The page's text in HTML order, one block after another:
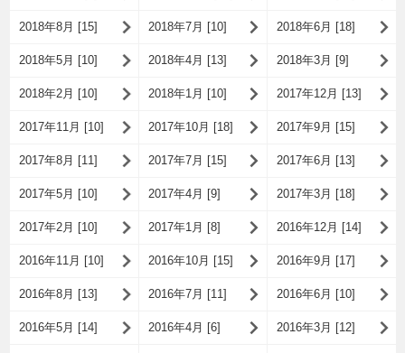
2018年8月 [15] 2018年7月 [10] 2018年6月 [18]
2018年5月 [10] 2018年4月 [13] 2018年3月 [9]
2018年2月 [10] 2018年1月 [10] 2017年12月 [13]
2017年11月 [10] 2017年10月 [18] 2017年9月 [15]
2017年8月 [11] 2017年7月 [15] 2017年6月 [13]
2017年5月 [10] 2017年4月 [9] 2017年3月 [18]
2017年2月 [10] 2017年1月 [8] 2016年12月 [14]
2016年11月 [10] 2016年10月 [15] 2016年9月 [17]
2016年8月 [13] 2016年7月 [11] 2016年6月 [10]
2016年5月 [14] 2016年4月 [6] 2016年3月 [12]